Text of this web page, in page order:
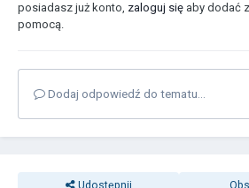
posiadasz już konto, zaloguj się aby dodać
pomocą.
Dodaj odpowiedź do tematu...
Udostępnij